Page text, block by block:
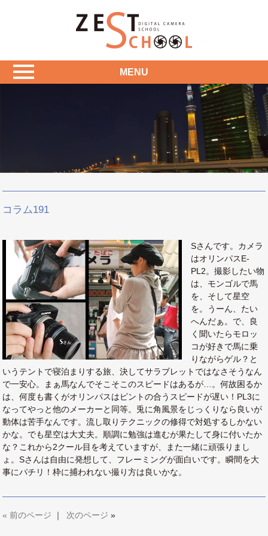
MENU
コラム191
Sさんです。カメラ
はオリンパスE-
PL2。撮影したい物
は、モンゴルで馬
を、そして星空
を。うーん、たい
へんだぁ。で、良
く聞いたらモロッ
コが好きで馬に乗
りながらゲル？と
いうテントで寝泊まりする旅、決してサラブレットではなさそうなん
で一安心。まぁ馬なんでそこそこのスピードはあるが…。何故困るか
は、何度も書くがオリンパスはピントの合うスピードが遅い！PL3に
なってやっと他のメーカーと同等。兎に角風景をじっくりなら良いが
動体は苦手なんです。流し取りテクニックの修得で対処するしかない
かな。でも星空は大丈夫。順調に勉強は進むが果たして身に付いたか
な？これから2クール目を考えていますが、また一緒に頑張りまし
ょ。Sさんは自由に発想して、フレーミングが面白いです。瞬間を大
事にパチリ！枠に捕われない撮り方は良いかな。
« 前のページ ｜ 次のページ »